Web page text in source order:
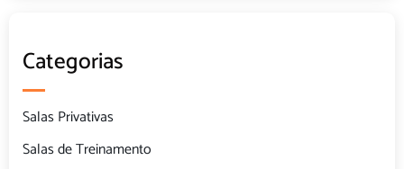
Categorias
Salas Privativas
Salas de Treinamento